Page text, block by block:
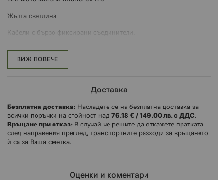
Жълта светлина
Кабели с бързо фиксирани съединители.
Комплект: 2 броя (ляв и десен)
ВИЖ ПОВЕЧЕ
Доставка
Безплатна доставка: Насладете се на безплатна доставка за
всички поръчки на стойност над 76.18 € / 149.00 лв. с ДДС.
Връщане при отказ: В случай че решите да откажете пратката
след направения преглед, транспортните разходи за връщането
ѝ са за Ваша сметка.
Оценки и коментари